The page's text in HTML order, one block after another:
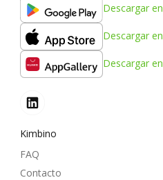
Descargar en
Descargar en
Descargar en
Kimbino
FAQ
Contacto